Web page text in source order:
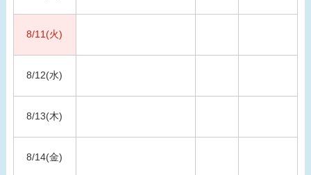
8/11(火)
8/12(水)
8/13(木)
8/14(金)